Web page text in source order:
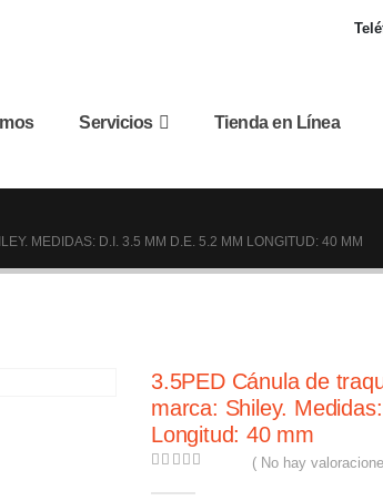
Servicios Tienda en Línea
MEDIDAS: D.I. 3.5 MM D.E. 5.2 MM LONGITUD: 40 MM
3.5PED Cánula de
marca: Shiley.
Longitud: 40 mm
( No hay